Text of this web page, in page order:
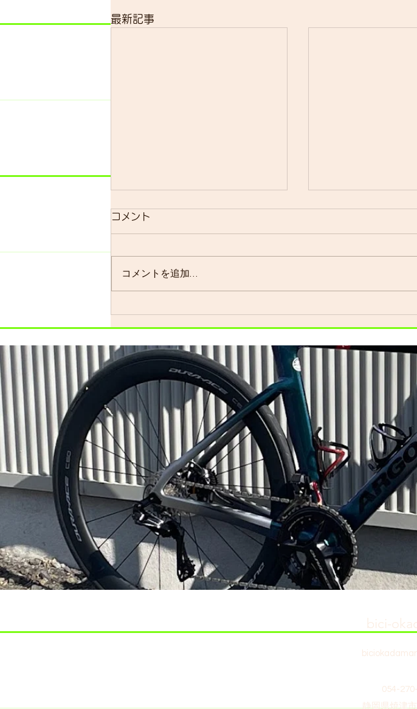
最新記事
明日のsmrについて
す。 よく、お客様に「グループ
ライドはまだ実施されています
います」ので…。 僕の今週はメ
ンバーの集まり具合を見ながら、
ロードで走るかグラベルロードで
走るかを決めます。グラベルロー
Index ウェットス
コメント
コメントを追加…
bici-
054-
静岡県焼津